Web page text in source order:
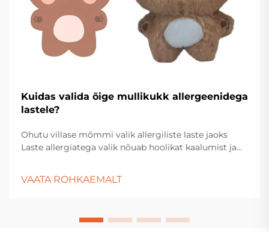
Kuidas valida õige mullikukk allergeenidega
lastele?
Ohutu villase mõmmi valik allergiliste laste jaoks
Laste allergiatega valik nõuab hoolikat kaalumist ja
protsessi...
VAATA ROHKAEMALT